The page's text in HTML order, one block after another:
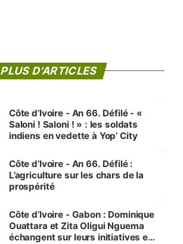
PLUS D'ARTICLES
Côte d’Ivoire - An 66. Défilé - «
Saloni ! Saloni ! » : les soldats
indiens en vedette à Yop’ City
Côte d’Ivoire - An 66. Défilé :
L’agriculture sur les chars de la
prospérité
Côte d’Ivoire - Gabon : Dominique
Ouattara et Zita Oligui Nguema
échangent sur leurs initiatives en